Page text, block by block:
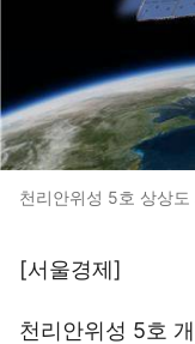
천리안위성 5호 상상
[서울경제]
천리안위성 5호